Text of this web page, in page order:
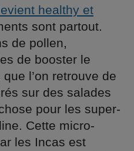
healthy et
sont partout.
de pollen,
de booster le
l’on retrouve de
sur des salades
pour les super-
Cette micro-
les Incas est